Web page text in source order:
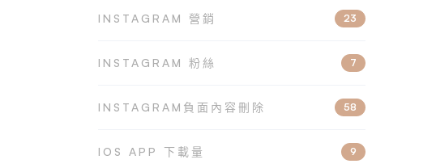
INSTAGRAM 營銷 23
INSTAGRAM 粉絲 7
INSTAGRAM負面內容刪除 58
IOS APP 下載量 9